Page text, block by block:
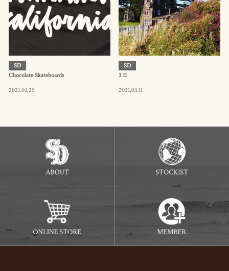
SD
Chocolate Skateboards
2021.03.25
SD
3.11
2021.03.11